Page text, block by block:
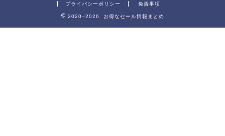
プライバシーポリシー 免責事項
2020–2026 お得なセール情報まとめ